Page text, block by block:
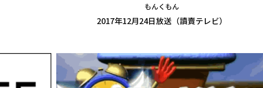
もんくもん
2017年12月24日放送（讀賣テレビ）